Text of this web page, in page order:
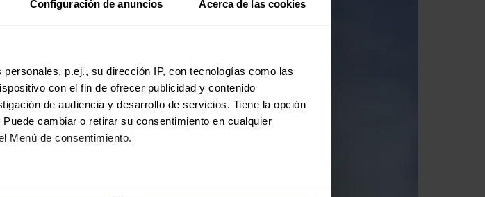
Configuración de anuncios Acerca de las cookies
personales, p.ej., su dirección IP, con tecnologías como las
con el fin de ofrecer publicidad y contenido
de audiencia y desarrollo de servicios. Tiene la opción
cambiar o retirar su consentimiento en cualquier
Menú de consentimiento.